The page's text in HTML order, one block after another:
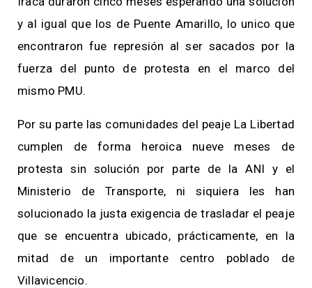
y al igual que los de Puente Amarillo, lo unico que
encontraron fue represión al ser sacados por la
fuerza del punto de protesta en el marco del
mismo PMU.
Por su parte las comunidades del peaje La Libertad
cumplen de forma heroica nueve meses de
protesta sin solución por parte de la ANI y el
Ministerio de Transporte, ni siquiera les han
solucionado la justa exigencia de trasladar el peaje
que se encuentra ubicado, prácticamente, en la
mitad de un importante centro poblado de
Villavicencio.